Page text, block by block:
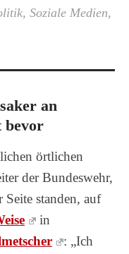
, Soziale Medien,
an
bevor
örtlichen
der Bundeswehr,
standen, auf
in
: „Ich